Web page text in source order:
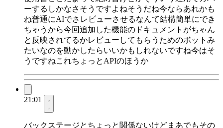
ーするしかなさそうですよねそうだね今ならあれかも
ね普通にAIでさレビューさせるなんて結構簡単にでき
ちゃうから今回追加した機能のドキュメントがちゃん
と反映されてるかレビューしてもらうためのボットみ
たいなのを動かしたらいいかもしれないですね今はそ
うですねこれちょっとAPIのほうか
21:01
バックステージとちょっと関係ないけどまあでもその